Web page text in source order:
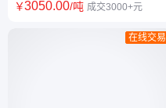
Q235Dh型钢 高频焊接工地建
￥3050.00/吨 成交3000+元
在线交易